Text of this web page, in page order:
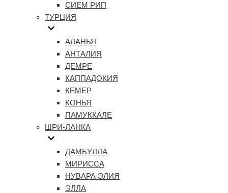
СИЕМ РИП
ТУРЦИЯ
АЛАНЬЯ
АНТАЛИЯ
ДЕМРЕ
КАППАДОКИЯ
КЕМЕР
КОНЬЯ
ПАМУККАЛЕ
ШРИ-ЛАНКА
ДАМБУЛЛА
МИРИССА
НУВАРА ЭЛИЯ
ЭЛЛА